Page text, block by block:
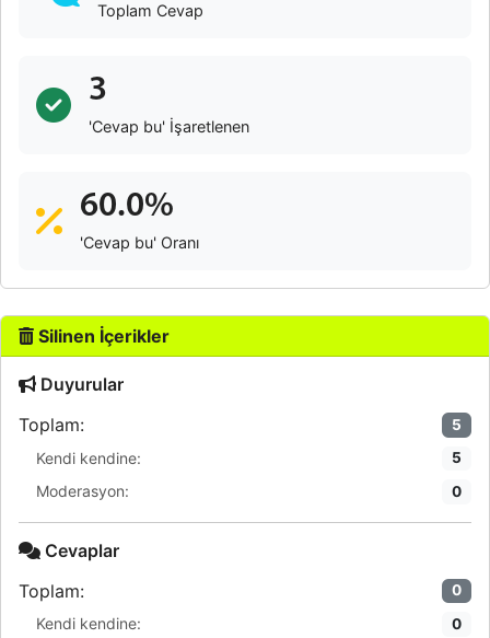
Toplam Cevap
3
'Cevap bu' İşaretlenen
60.0%
'Cevap bu' Oranı
Silinen İçerikler
Duyurular
Toplam:
5
Kendi kendine: 5
Moderasyon: 0
Cevaplar
Toplam:
0
Kendi kendine: 0